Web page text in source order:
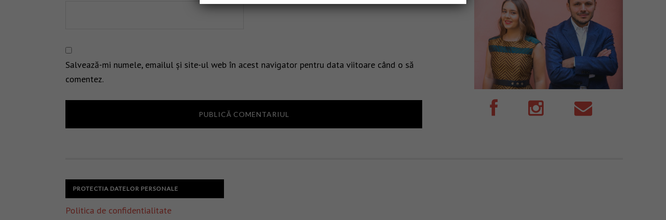
Salvează-mi numele, emailul și site-ul web în acest navigator pentru data viitoare când o să
comentez.
PROTECTIA DATELOR PERSONALE
Politica de confidentialitate